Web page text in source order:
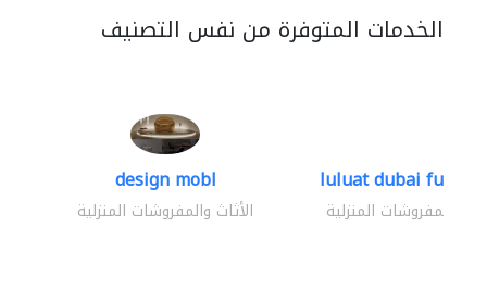
الخدمات المتوفرة من نفس التصنيف
design mobl
الأثاث والمفروشات المنزلية
luluat dubai
والمفروشات المنزلية